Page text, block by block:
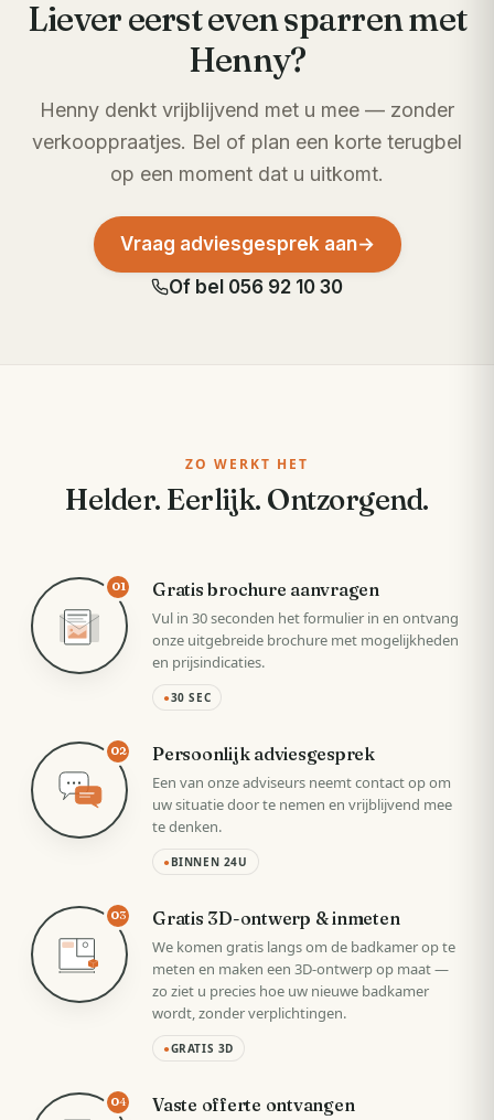
Liever eerst even sparren met
Henny?
Henny denkt vrijblijvend met u mee — zonder
verkooppraatjes. Bel of plan een korte terugbel
op een moment dat u uitkomt.
Vraag adviesgesprek aan→
Of bel 056 92 10 30
ZO WERKT HET
Helder. Eerlijk. Ontzorgend.
01 Gratis brochure aanvragen
Vul in 30 seconden het formulier in en ontvang
onze uitgebreide brochure met mogelijkheden
en prijsindicaties.
●30 SEC
02 Persoonlijk adviesgesprek
Een van onze adviseurs neemt contact op om
uw situatie door te nemen en vrijblijvend mee
te denken.
● BINNEN 24U
03 Gratis 3D-ontwerp & inmeten
We komen gratis langs om de badkamer op te
meten en maken een 3D-ontwerp op maat —
zo ziet u precies hoe uw nieuwe badkamer
wordt, zonder verplichtingen.
●GRATIS 3D
04 Vaste offerte ontvangen